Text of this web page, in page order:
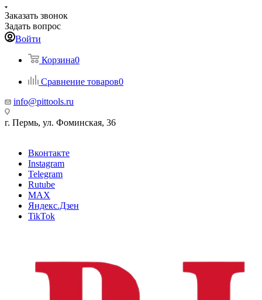
Заказать звонок
Задать вопрос
Войти
Корзина0
Сравнение товаров0
info@pittools.ru
г. Пермь, ул. Фоминская, 36
Вконтакте
Instagram
Telegram
Rutube
MAX
Яндекс.Дзен
TikTok